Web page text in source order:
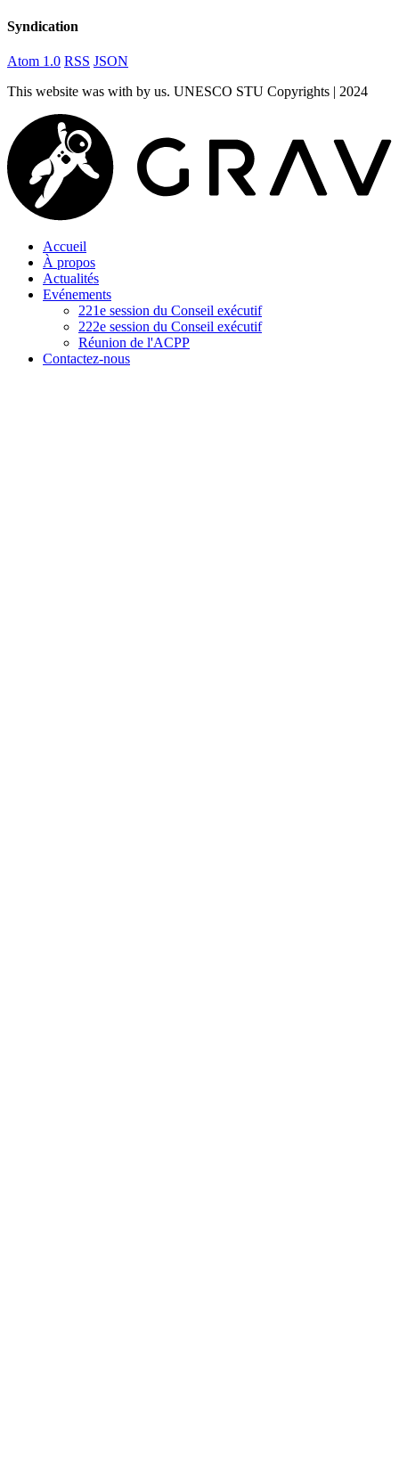
Syndication
Atom 1.0 RSS JSON
This website was with by us. UNESCO STU Copyrights | 2024
Accueil
À propos
Actualités
Evénements
221e session du Conseil exécutif
222e session du Conseil exécutif
Réunion de l'ACPP
Contactez-nous